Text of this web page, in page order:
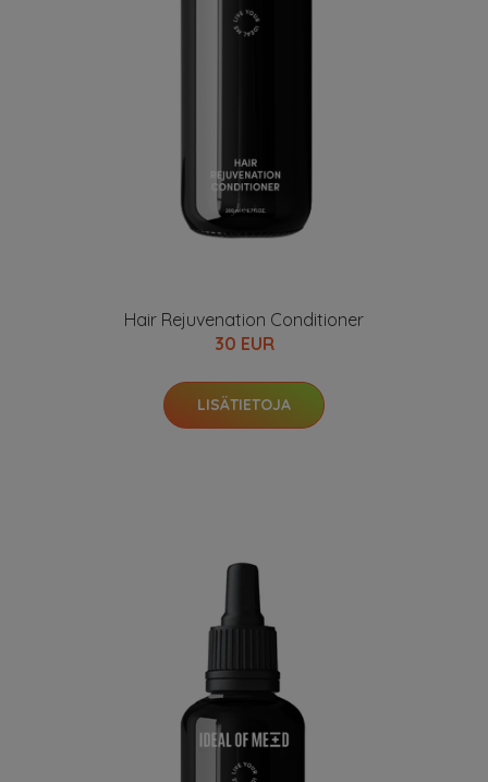
Hair Rejuvenation Conditioner
30 EUR
LISÄTIETOJA